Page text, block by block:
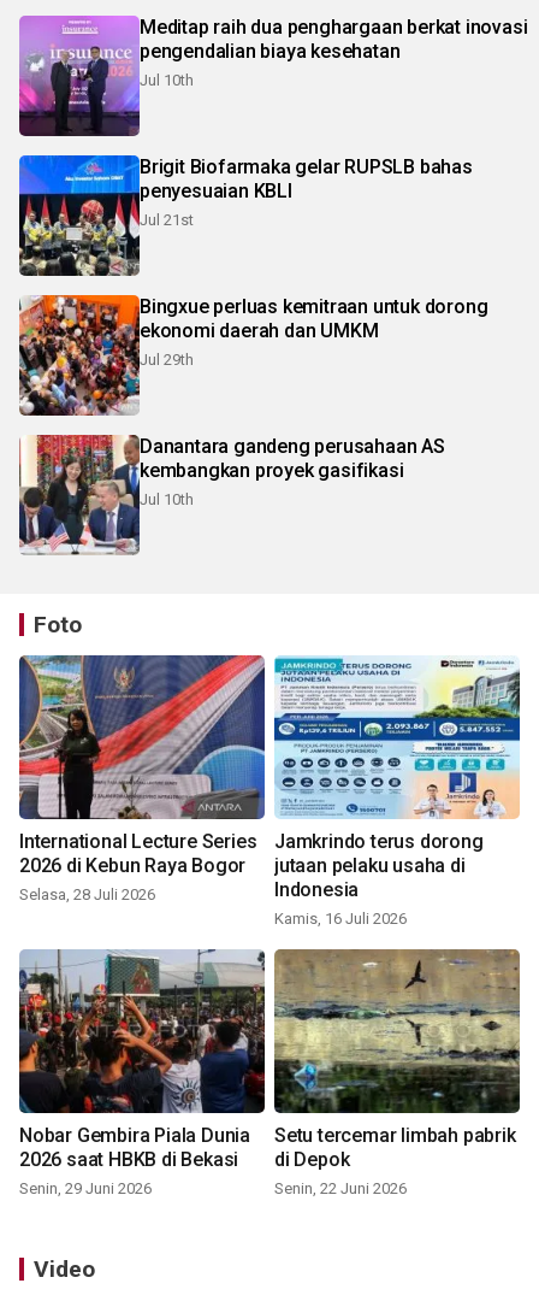
Meditap raih dua penghargaan berkat inovasi
pengendalian biaya kesehatan
Jul 10th
Brigit Biofarmaka gelar RUPSLB bahas
penyesuaian KBLI
Jul 21st
Bingxue perluas kemitraan untuk dorong
ekonomi daerah dan UMKM
Jul 29th
Danantara gandeng perusahaan AS
kembangkan proyek gasifikasi
Jul 10th
Foto
International Lecture Series
2026 di Kebun Raya Bogor
Selasa, 28 Juli 2026
Jamkrindo terus dorong
jutaan pelaku usaha di
Indonesia
Kamis, 16 Juli 2026
Nobar Gembira Piala Dunia
2026 saat HBKB di Bekasi
Senin, 29 Juni 2026
Setu tercemar limbah pabrik
di Depok
Senin, 22 Juni 2026
Video